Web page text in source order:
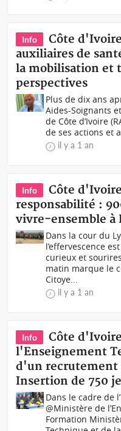
Info
Côte
auxiliaires de
la mobilisation et
perspectives
Plus de dix ans
Aides-Soignants
de Côte d’Ivoire
de ses actions et
il y a 1 an
Info
Côte
responsabilité :
vivre-ensemble à
Dans la cour du
l’effervescence
curieux et
matin marque le
Citoye...
il y a 1 an
Info
Côte
l'Enseignement
d'un recrutement
Insertion de 750
Dans le cadre de
@Ministère de
Formation